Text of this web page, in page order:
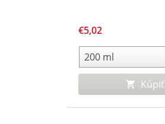
€5,02
Kúpiť